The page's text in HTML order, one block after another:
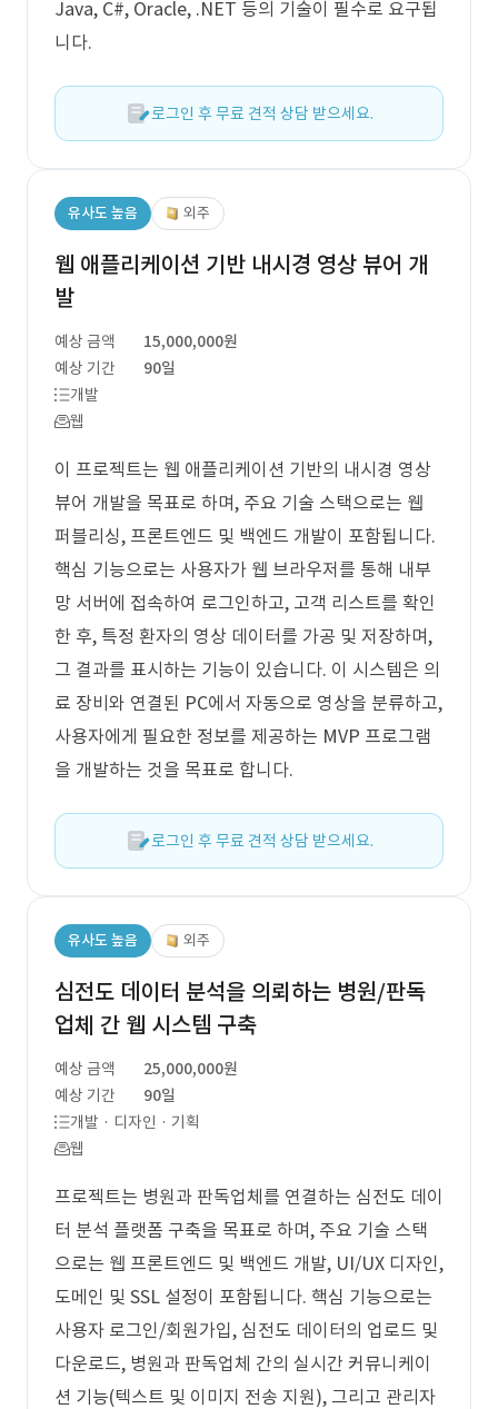
Java, C#, Oracle, .NET 등의 기술이 필수로 요구됩
니다.
로그인 후 무료 견적 상담 받으세요.
유사도 높음 외주
웹 애플리케이션 기반 내시경 영상 뷰어 개
발
예상 금액
15,000,000원
예상 기간
90일
개발
웹
이 프로젝트는 웹 애플리케이션 기반의 내시경 영상
뷰어 개발을 목표로 하며, 주요 기술 스택으로는 웹
퍼블리싱, 프론트엔드 및 백엔드 개발이 포함됩니다.
핵심 기능으로는 사용자가 웹 브라우저를 통해 내부
망 서버에 접속하여 로그인하고, 고객 리스트를 확인
한 후, 특정 환자의 영상 데이터를 가공 및 저장하며,
그 결과를 표시하는 기능이 있습니다. 이 시스템은 의
료 장비와 연결된 PC에서 자동으로 영상을 분류하고,
사용자에게 필요한 정보를 제공하는 MVP 프로그램
을 개발하는 것을 목표로 합니다.
로그인 후 무료 견적 상담 받으세요.
유사도 높음 외주
심전도 데이터 분석을 의뢰하는 병원/판독
업체 간 웹 시스템 구축
예상 금액
25,000,000원
예상 기간
90일
개발 · 디자인 · 기획
웹
프로젝트는 병원과 판독업체를 연결하는 심전도 데이
터 분석 플랫폼 구축을 목표로 하며, 주요 기술 스택
으로는 웹 프론트엔드 및 백엔드 개발, UI/UX 디자인,
도메인 및 SSL 설정이 포함됩니다. 핵심 기능으로는
사용자 로그인/회원가입, 심전도 데이터의 업로드 및
다운로드, 병원과 판독업체 간의 실시간 커뮤니케이
션 기능(텍스트 및 이미지 전송 지원), 그리고 관리자